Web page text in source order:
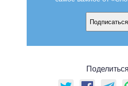
Подписаться